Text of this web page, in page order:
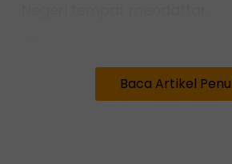
sekolah bertanggungjawab
penyerahan keputusan
Baca Artikel